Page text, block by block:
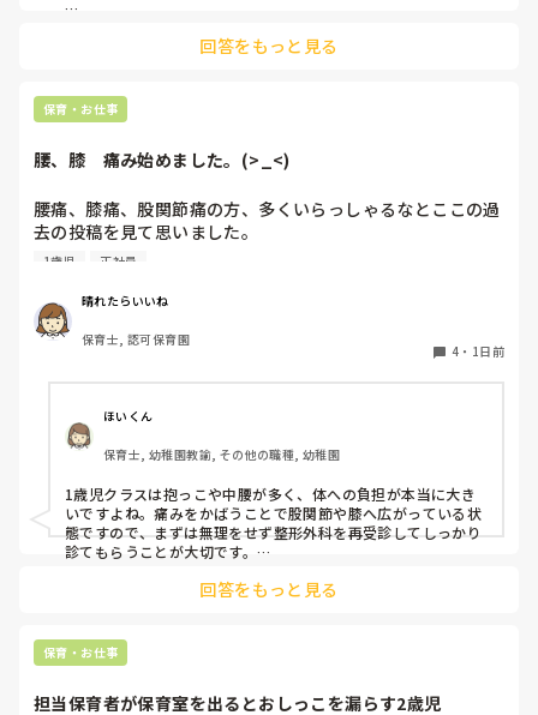
「こんなこと聞いたら迷惑かな」と抱え込んでいるケースがと
待つスタイルから一歩踏み出して、リーダー側から「〇〇の
件、どこまで進んだ？」「困ってることない？」と具体的に声
てしまうと、後輩も質問しやすくなりますよ。一人で抱え込ま
ず、声をかけやすい雰囲気作りから試してみてくださいね。
回答をもっと見る
保育・お仕事
腰、膝　痛み始めました。(>_<)
腰痛、膝痛、股関節痛の方、多くいらっしゃるなとここの過
去の投稿を見て思いました。
という私も、２週間前、初めて腰痛になりました。
右腰が痛くて、起き上がれない。
ようやく立てたら、しゃがめない。
驚きました。
通院して、コルセット、湿布、痛み止め、電気などで１週間
乗り切ったら
週末には、左が痛みだし、これも痛み止めや湿布で抑えて仕
事をしていたら、
床から支えなしに立ち上がりにくくなり、痛みが走ります。
自転車通勤ですが、それも、膝や太ももに痛みが来始めまし
た。
今は８月。
1歳児 正社員
晴れたらいいね
保育士, 認可保育園
4 ・ 1日前
ほいくん
保育士, 幼稚園教諭, その他の職種, 幼稚園
1歳児クラスは抱っこや中腰が多く、体への負担が本当に大き
いですよね。痛みをかばうことで股関節や膝へ広がっている状
態ですので、まずは無理をせず整形外科を再受診してしっかり
診てもらうことが大切です。
用したり、抱っこや重い作業は周囲の先生に相談して頼むよう
回答をもっと見る
保育・お仕事
担当保育者が保育室を出るとおしっこを漏らす2歳児